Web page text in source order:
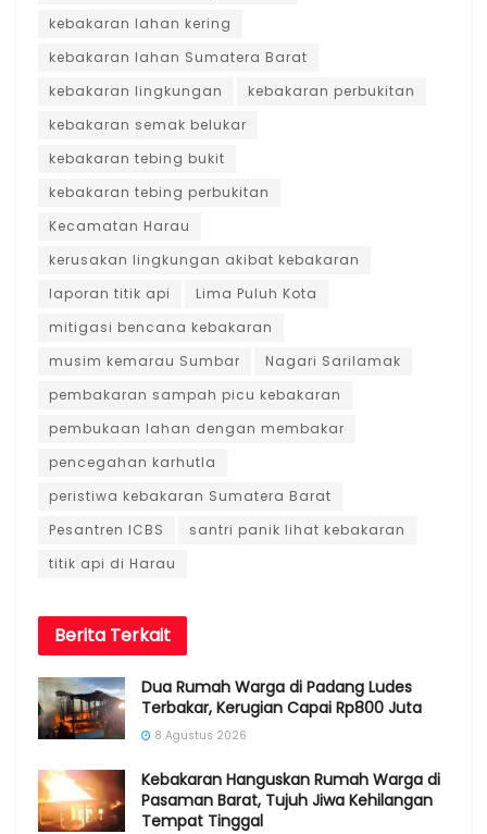
kebakaran lahan kering
kebakaran lahan Sumatera Barat
kebakaran lingkungan
kebakaran perbukitan
kebakaran semak belukar
kebakaran tebing bukit
kebakaran tebing perbukitan
Kecamatan Harau
kerusakan lingkungan akibat kebakaran
laporan titik api
Lima Puluh Kota
mitigasi bencana kebakaran
musim kemarau Sumbar
Nagari Sarilamak
pembakaran sampah picu kebakaran
pembukaan lahan dengan membakar
pencegahan karhutla
peristiwa kebakaran Sumatera Barat
Pesantren ICBS
santri panik lihat kebakaran
titik api di Harau
Berita Terkait
Dua Rumah Warga di Padang Ludes
Terbakar, Kerugian Capai Rp800 Juta
8 Agustus 2026
Kebakaran Hanguskan Rumah Warga di
Pasaman Barat, Tujuh Jiwa Kehilangan
Tempat Tinggal